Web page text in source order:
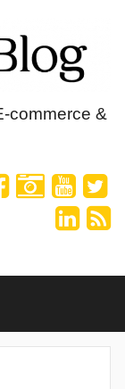
commerce &